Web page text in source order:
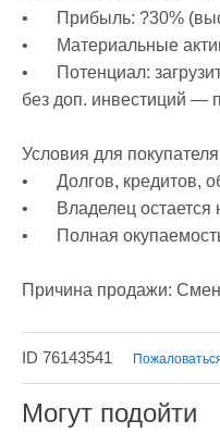
•	Прибыль: ?30% (высокая маржинальность для производства).
•	Материальные активы: более 50 млн руб.
•	Потенциал: загрузите завод на 50% — получите выручку 120+ млн. Загрузка на 100% возможна
без доп. инвестиций —
Условия для
•	Долгов, кредитов, обременений — нет.
•	Владелец остается на 1 год для плавной передачи и консультаций.
•	Полная окупаемость — 5 лет.
ID 76143541
Могут подойти